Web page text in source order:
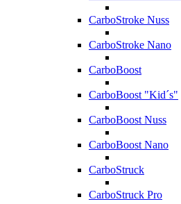
CarboStroke Nuss
CarboStroke Nano
CarboBoost
CarboBoost "Kid´s"
CarboBoost Nuss
CarboBoost Nano
CarboStruck
CarboStruck Pro